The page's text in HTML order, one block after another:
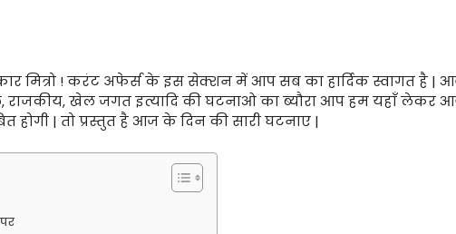
मित्रो ! करंट अफेर्स के इस सेक्शन में आप सब का हार्दिक स्वागत है |
खेल जगत इत्यादि की घटनाओ का ब्यौरा आप हम यहाँ लेकर
होगी | तो प्रस्तुत है आज के दिन की सारी घटनाए |